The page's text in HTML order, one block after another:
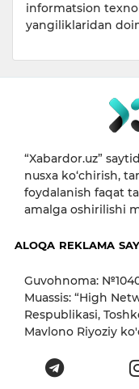
informatsion
yangiliklaridan
“Xabardor.uz”
nusxa ko‘chirish,
foydalanish faqat
amalga oshirilishi
ALOQA REKLAMA
Guvohnoma:
Muassis: “High
Respublikasi,
Mavlono Riyoziy